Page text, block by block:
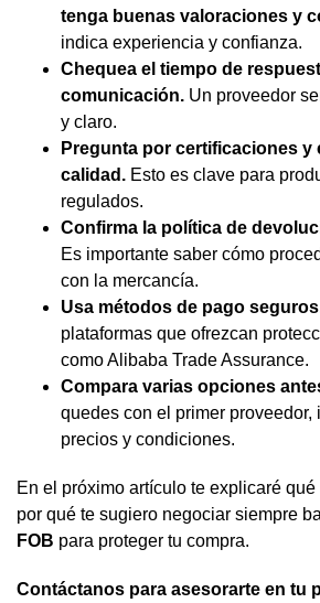
tenga buenas valoraciones y
indica experiencia y confianza.
Chequea el tiempo de
comunicación. Un proveedor
y claro.
Pregunta por certificaciones y
calidad. Esto es clave para
regulados.
Confirma la política de
Es importante saber cómo
con la mercancía.
Usa métodos de pago
plataformas que ofrezcan
como Alibaba Trade Assurance.
Compara varias opciones
quedes con el primer proveedor,
precios y condiciones.
En el próximo artículo te explicaré
por qué te sugiero negociar siempre
FOB para proteger tu compra.
Contáctanos para asesorarte en tu